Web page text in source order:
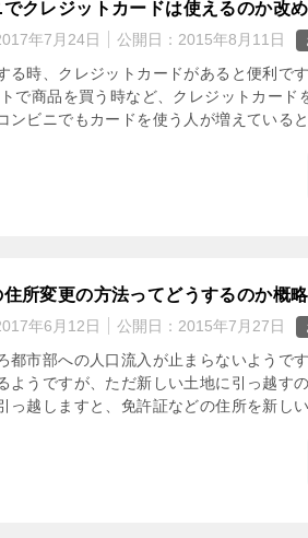
でクレジットカードは使えるのか改
年7月24日 公開日： 2015年8月11日
る時、クレジットカードがあると便利で
で商品を買う時など、クレジットカード
ンビニでもカードを使う人が増えている
所変更の方法ってどうするのか概
年6月12日 公開日： 2015年7月27日
都市部への人口流入が止まらないようで
ようですが、ただ新しい土地に引っ越す
っ越しますと、免許証などの住所を新し